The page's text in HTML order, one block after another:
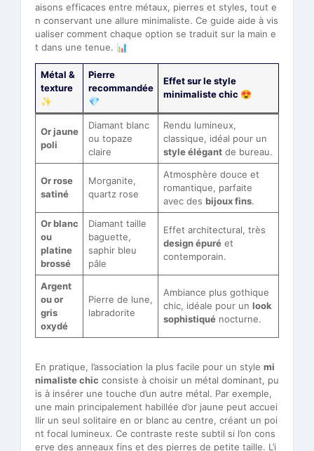
aisons efficaces entre métaux, pierres et styles, tout e
n conservant une allure minimaliste. Ce guide aide à vis
ualiser comment chaque option se traduit sur la main e
t dans une tenue. 📊
Métal &
texture
✨
Pierre
recommandée
💎
Effet sur le style
minimaliste chic 😍
Or jaune
poli
Diamant blanc
ou topaze
claire
Rendu lumineux,
classique, idéal pour un
style élégantde bureau.
Or rose
satiné
Morganite,
quartz rose
Atmosphère douce et
romantique, parfaite
avec des bijoux fins.
Or blanc
ou
platine
brossé
Diamant taille
baguette,
saphir bleu
pâle
Effet architectural, très
design épuréet
contemporain.
Argent
ou or
gris
oxydé
Pierre de lune,
labradorite
Ambiance plus gothique
chic, idéale pour un look
sophistiquénocturne.
En pratique, l’association la plus facile pour un style mi
nimaliste chic consiste à choisir un métal dominant, pu
is à insérer une touche d’un autre métal. Par exemple,
une main principalement habillée d’or jaune peut accuei
llir un seul solitaire en or blanc au centre, créant un poi
nt focal lumineux. Ce contraste reste subtil si l’on cons
erve des anneaux fins et des pierres de petite taille. L’i